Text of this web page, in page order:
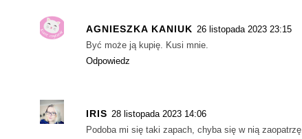
AGNIESZKA KANIUK 26 listopada 2023 23:15
Być może ją kupię. Kusi mnie.
Odpowiedz
IRIS 28 listopada 2023 14:06
Podoba mi się taki zapach, chyba się w nią zaopatrzę.